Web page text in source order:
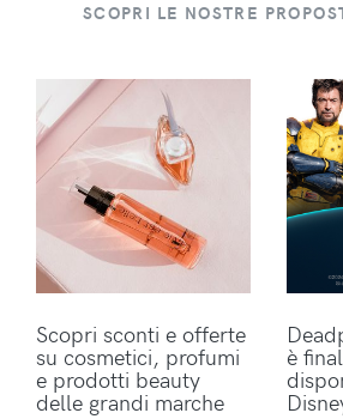
SCOPRI LE NOSTRE
Scopri sconti e offerte
su cosmetici, profumi
e prodotti beauty
delle grandi marche
è